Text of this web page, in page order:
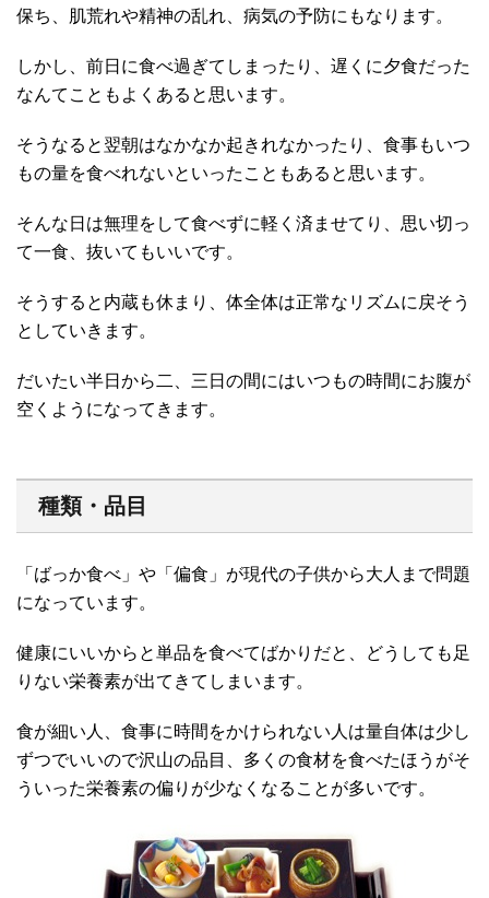
保ち、肌荒れや精神の乱れ、病気の予防にもなります。
しかし、前日に食べ過ぎてしまったり、遅くに夕食だった
なんてこともよくあると思います。
そうなると翌朝はなかなか起きれなかったり、食事もいつ
もの量を食べれないといったこともあると思います。
そんな日は無理をして食べずに軽く済ませてり、思い切っ
て一食、抜いてもいいです。
そうすると内蔵も休まり、体全体は正常なリズムに戻そう
としていきます。
だいたい半日から二、三日の間にはいつもの時間にお腹が
空くようになってきます。
種類・品目
「ばっか食べ」や「偏食」が現代の子供から大人まで問題
になっています。
健康にいいからと単品を食べてばかりだと、どうしても足
りない栄養素が出てきてしまいます。
食が細い人、食事に時間をかけられない人は量自体は少し
ずつでいいので沢山の品目、多くの食材を食べたほうがそ
ういった栄養素の偏りが少なくなることが多いです。